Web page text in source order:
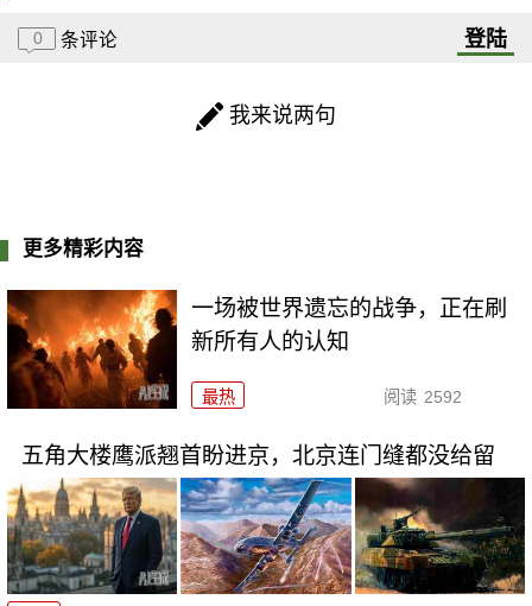
0 条评论 登陆
我来说两句
更多精彩内容
一场被世界遗忘的战争，正在刷
新所有人的认知
最热 阅读 2592
五角大楼鹰派翘首盼进京，北京连门缝都没给留